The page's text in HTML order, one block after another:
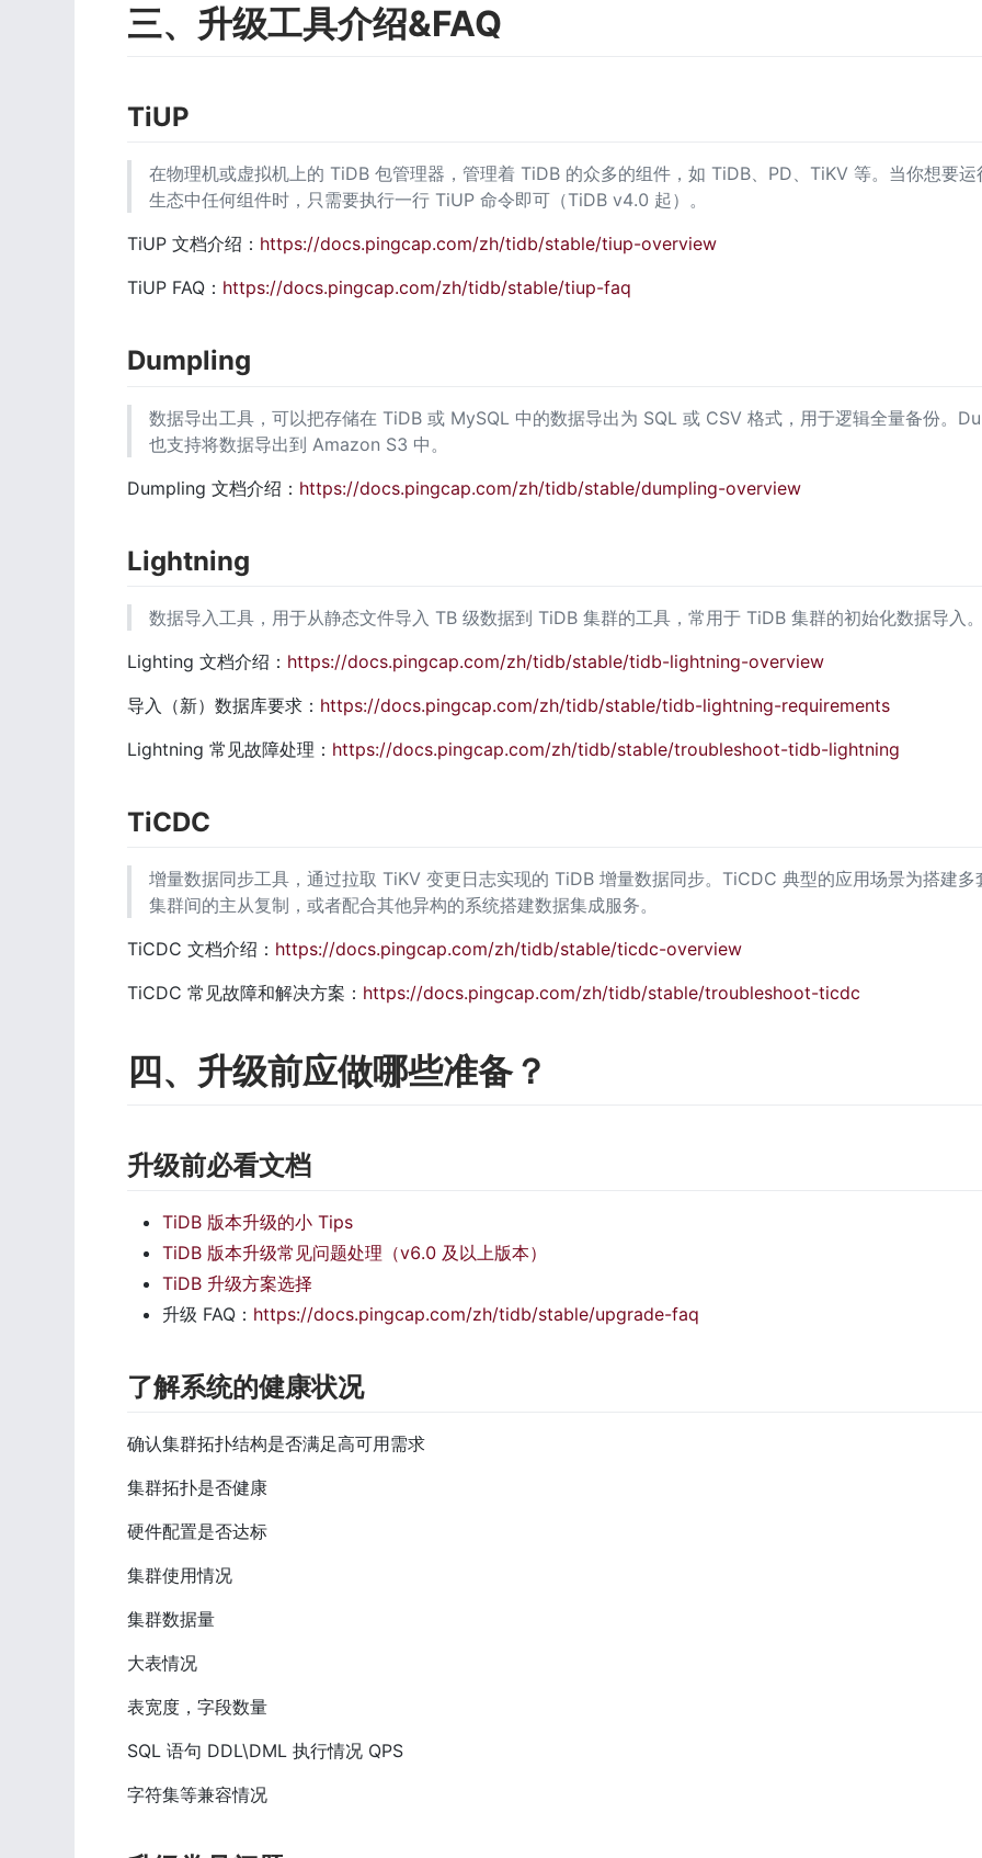
三、升级工具介绍&FAQ
TiUP
在物理机或虚拟机上的 TiDB 包管理器，管理着 TiDB 的众多的组件，如 TiDB、PD、TiKV 等。当你想要
生态中任何组件时，只需要执行一行 TiUP 命令即可（TiDB v4.0 起）。
TiUP 文档介绍： https://docs.pingcap.com/zh/tidb/stable/tiup-overview
TiUP FAQ： https://docs.pingcap.com/zh/tidb/stable/tiup-faq
Dumpling
数据导出工具，可以把存储在 TiDB 或 MySQL 中的数据导出为 SQL 或 CSV 格式，用于逻辑全量备份。
也支持将数据导出到 Amazon S3 中。
Dumpling 文档介绍： https://docs.pingcap.com/zh/tidb/stable/dumpling-overview
Lightning
数据导入工具，用于从静态文件导入 TB 级数据到 TiDB 集群的工具，常用于 TiDB 集群的初始化数据导入
Lighting 文档介绍： https://docs.pingcap.com/zh/tidb/stable/tidb-lightning-overview
导入（新）数据库要求： https://docs.pingcap.com/zh/tidb/stable/tidb-lightning-requirements
Lightning 常见故障处理： https://docs.pingcap.com/zh/tidb/stable/troubleshoot-tidb-lightning
TiCDC
增量数据同步工具，通过拉取 TiKV 变更日志实现的 TiDB 增量数据同步。TiCDC 典型的应用场景为搭建多
集群间的主从复制，或者配合其他异构的系统搭建数据集成服务。
TiCDC 文档介绍： https://docs.pingcap.com/zh/tidb/stable/ticdc-overview
TiCDC 常见故障和解决方案： https://docs.pingcap.com/zh/tidb/stable/troubleshoot-ticdc
四、升级前应做哪些准备？
升级前必看文档
TiDB 版本升级的小 Tips
TiDB 版本升级常见问题处理（v6.0 及以上版本）
TiDB 升级方案选择
升级 FAQ： https://docs.pingcap.com/zh/tidb/stable/upgrade-faq
了解系统的健康状况
确认集群拓扑结构是否满足高可用需求
集群拓扑是否健康
硬件配置是否达标
集群使用情况
集群数据量
大表情况
表宽度，字段数量
SQL 语句 DDL\DML 执行情况 QPS
字符集等兼容情况